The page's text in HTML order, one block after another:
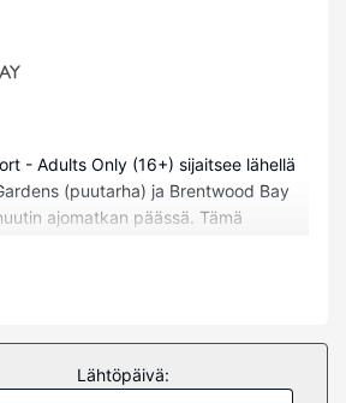
- Adults Only (16+) sijaitsee lähellä
(puutarha) ja Brentwood Bay
ajomatkan päässä. Tämä
km:n päässä kohteesta Victoria
joissa on takka ja taulutelevisio.
jossa on untuvapeitot ja ylelliset
Lähtöpäivä: